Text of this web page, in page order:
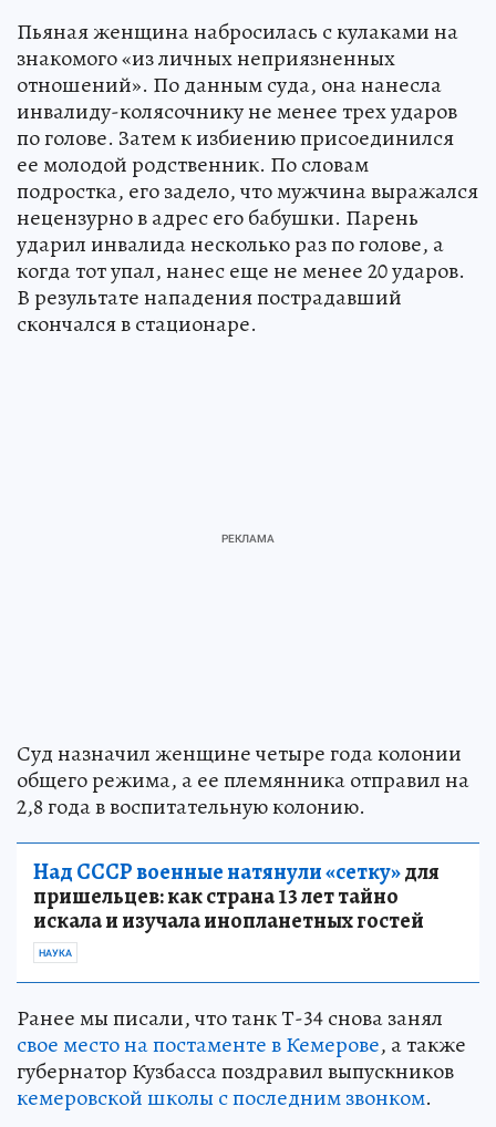
Пьяная женщина набросилась с кулаками на
знакомого «из личных неприязненных
отношений». По данным суда, она нанесла
инвалиду-колясочнику не менее трех ударов
по голове. Затем к избиению присоединился
ее молодой родственник. По словам
подростка, его задело, что мужчина выражался
нецензурно в адрес его бабушки. Парень
ударил инвалида несколько раз по голове, а
когда тот упал, нанес еще не менее 20 ударов.
В результате нападения пострадавший
скончался в стационаре.
Суд назначил женщине четыре года колонии
общего режима, а ее племянника отправил на
2,8 года в воспитательную колонию.
Над СССР военные натянули «сетку»для
пришельцев: как страна 13 лет тайно
искала и изучала инопланетных гостей
НАУКА
Ранее мы писали, что танк Т-34 снова занял
свое место на постаменте в Кемерове, а также
губернатор Кузбасса поздравил выпускников
кемеровской школы с последним звонком.